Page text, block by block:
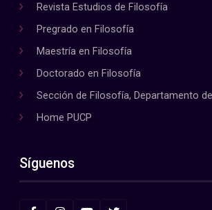
Revista Estudios de Filosofía
Pregrado en Filosofía
Maestría en Filosofía
Doctorado en Filosofía
Sección de Filosofía, Departamento
Home PUCP
Síguenos